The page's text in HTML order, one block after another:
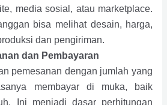
media sosial, atau marketplace.
bisa melihat desain, harga,
dan pengiriman.
dan Pembayaran
pemesanan dengan jumlah yang
membayar di muka, baik
Ini menjadi dasar perhitungan